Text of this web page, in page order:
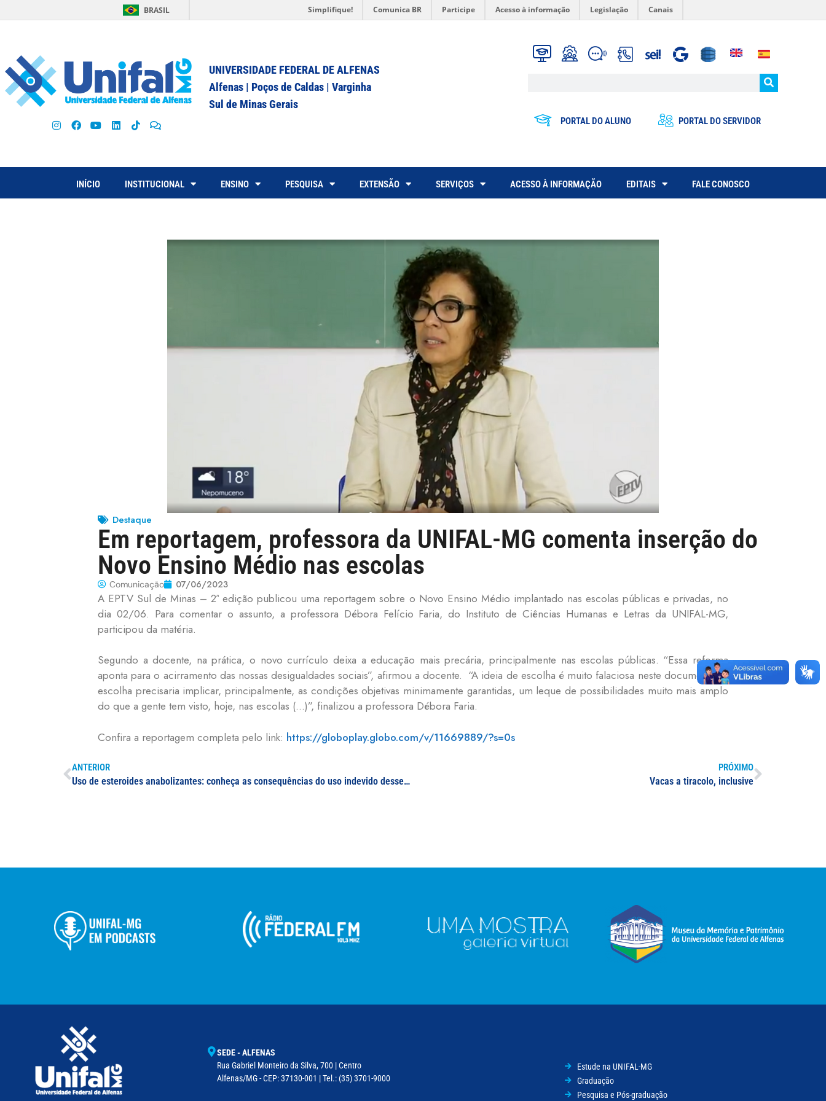
BRASIL Simplifique! Comunica BR Participe Acesso à informação Legislação Canais
UNIVERSIDADE FEDERAL DE ALFENAS
Alfenas | Poços de Caldas | Varginha
Sul de Minas Gerais
PORTAL DO ALUNO PORTAL DO SERVIDOR
INÍCIO INSTITUCIONAL ENSINO PESQUISA EXTENSÃO SERVIÇOS ACESSO À INFORMAÇÃO EDITAIS FALE CONOSCO
Destaque
Em reportagem, professora da UNIFAL-MG comenta inserção do
Novo Ensino Médio nas escolas
Comunicação 07/06/2023
A EPTV Sul de Minas – 2ª edição publicou uma reportagem sobre o Novo Ensino Médio implantado nas escolas públicas e privadas, no
dia 02/06. Para comentar o assunto, a professora Débora Felício Faria, do Instituto de Ciências Humanas e Letras da UNIFAL-MG,
participou da matéria.
Segundo a docente, na prática, o novo currículo deixa a educação mais precária, principalmente nas escolas públicas. “Essa reforma
aponta para o acirramento das nossas desigualdades sociais”, afirmou a docente. “A ideia de escolha é muito falaciosa neste documento. A
escolha precisaria implicar, principalmente, as condições objetivas minimamente garantidas, um leque de possibilidades muito mais amplo
do que a gente tem visto, hoje, nas escolas (…)”, finalizou a professora Débora Faria.
Confira a reportagem completa pelo link: https://globoplay.globo.com/v/11669889/?s=0s
ANTERIOR
Uso de esteroides anabolizantes: conheça as consequências do uso indevido desses hormônios, para fins estéticos, em entrevista com coordenadora do projeto “Se é bomba, um dia ela estoura!”
PRÓXIMO
Vacas a tiracolo, inclusive
SEDE - ALFENAS
Rua Gabriel Monteiro da Silva, 700 | Centro
Alfenas/MG - CEP: 37130-001 | Tel.: (35) 3701-9000
Estude na UNIFAL-MG
Graduação
Pesquisa e Pós-graduação